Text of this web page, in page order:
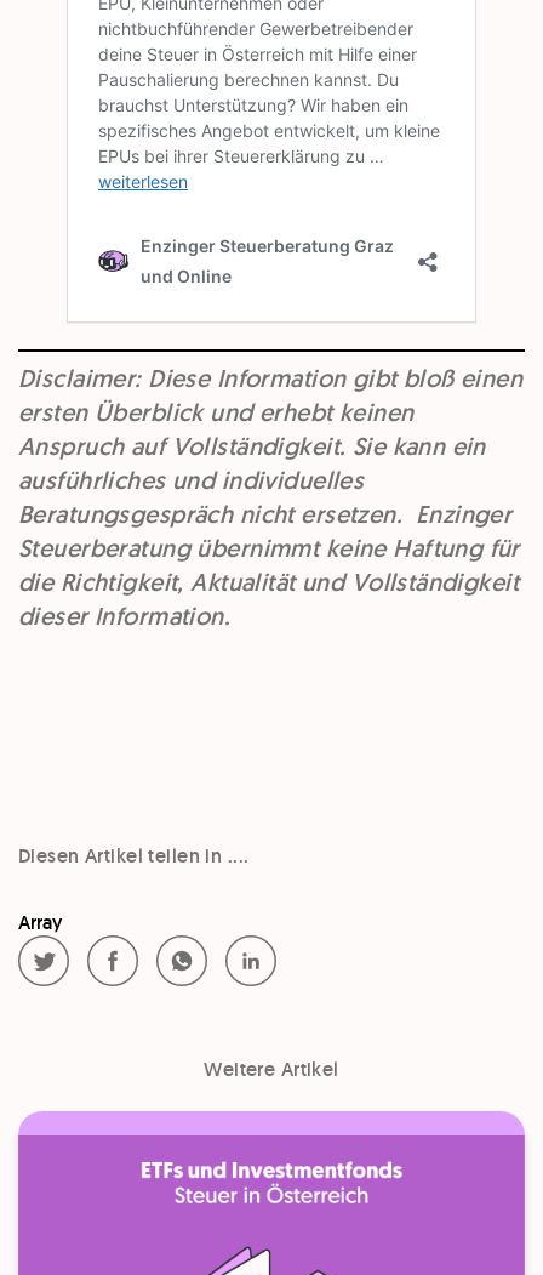
Disclaimer: Diese Information gibt bloß einen
ersten Überblick und erhebt keinen
Anspruch auf Vollständigkeit. Sie kann ein
ausführliches und individuelles
Beratungsgespräch nicht ersetzen. Enzinger
Steuerberatung übernimmt keine Haftung für
die Richtigkeit, Aktualität und Vollständigkeit
dieser Information.
Diesen Artikel teilen in ....
Array
Weitere Artikel